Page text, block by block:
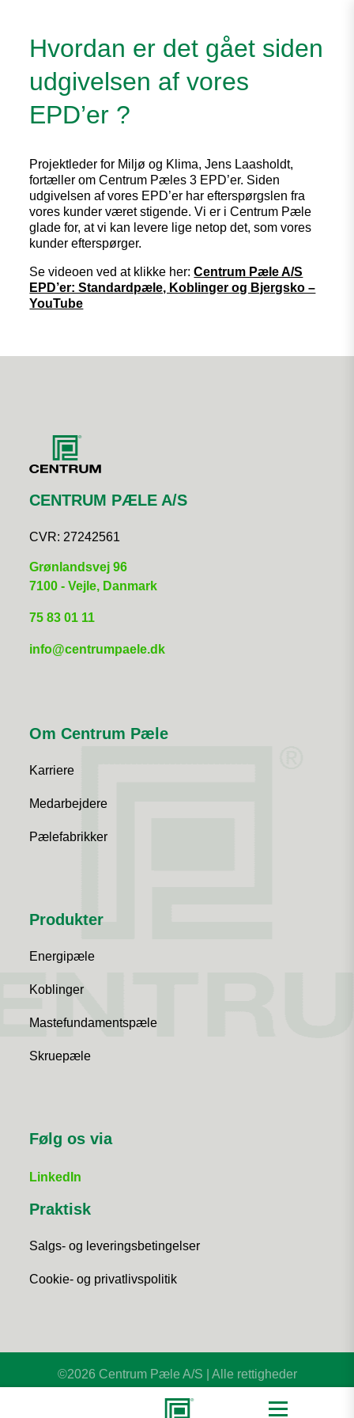
Hvordan er det gået siden
udgivelsen af vores
EPD’er ?
Projektleder for Miljø og Klima, Jens Laasholdt,
fortæller om Centrum Pæles 3 EPD’er. Siden
udgivelsen af vores EPD’er har efterspørgslen fra
vores kunder været stigende. Vi er i Centrum Pæle
glade for, at vi kan levere lige netop det, som vores
kunder efterspørger.
Se videoen ved at klikke her:Centrum Pæle A/S
EPD’er: Standardpæle, Koblinger og Bjergsko –
YouTube
CENTRUM PÆLE A/S
CVR: 27242561
​Grønlandsvej 96
7100 - Vejle, Danmark
75 83 01 11
info@centrumpaele.dk
Om Centrum Pæle
Karriere
Medarbejdere
Pælefabrikker
Produkter
Energipæle
Koblinger
Mastefundamentspæle
Skruepæle
Følg os via
LinkedIn
Praktisk
Salgs- og leveringsbetingelser
Cookie- og privatlivspolitik
©2026 Centrum Pæle A/S | Alle rettigheder